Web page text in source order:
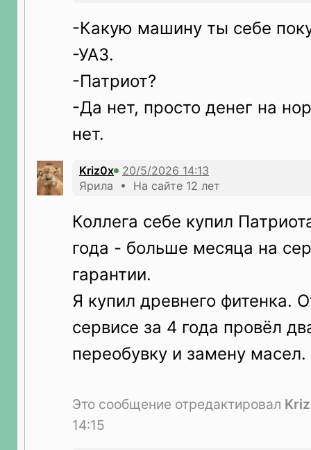
-Какую машину ты себе
-УАЗ.
-Патриот?
-Да нет, просто денег на
нет.
Kriz0x
Ярила • На сайте 12 лет
Коллега себе купил
года - больше месяца на
гарантии.
Я купил древнего фитенка.
сервисе за 4 года провёл
переобувку и замену масел.
Это сообщение отредактировал
14:15